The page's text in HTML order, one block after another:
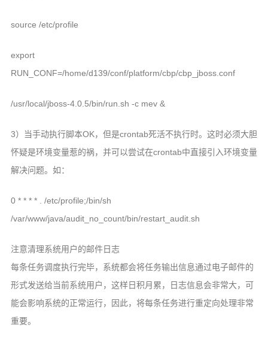
source /etc/profile
export
RUN_CONF=/home/d139/conf/platform/cbp/cbp_jboss.conf
/usr/local/jboss-4.0.5/bin/run.sh -c mev &
3）当手动执行脚本OK，但是crontab死活不执行时。这时必须大胆
怀疑是环境变量惹的祸，并可以尝试在crontab中直接引入环境变量
解决问题。如：
0 * * * * . /etc/profile;/bin/sh
/var/www/java/audit_no_count/bin/restart_audit.sh
注意清理系统用户的邮件日志
每条任务调度执行完毕，系统都会将任务输出信息通过电子邮件的
形式发送给当前系统用户，这样日积月累，日志信息会非常大，可
能会影响系统的正常运行，因此，将每条任务进行重定向处理非常
重要。